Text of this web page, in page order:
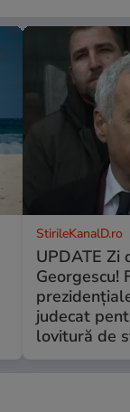
StirileKanalD.ro
UPDATE Zi
Georgescu!
judecat
lovitură de